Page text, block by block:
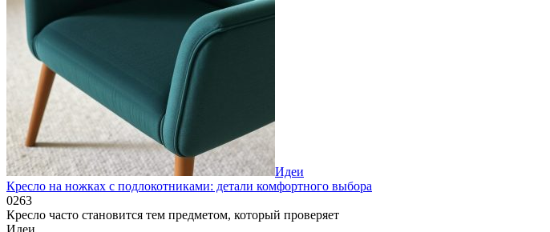
Идеи
Кресло на ножках с подлокотниками: детали комфортного выбора
0263
Кресло часто становится тем предметом, который проверяет
Идеи